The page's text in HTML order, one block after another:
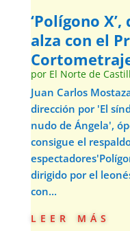
‘Polígono
alza con el
por El Norte de
Juan Carlos
dirección por 'El
nudo de Ángela',
consigue el
dirigido por el
con...
leer más